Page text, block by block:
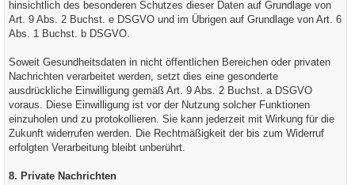
hinsichtlich des besonderen Schutzes dieser Daten auf Grundlage von
Art. 9 Abs. 2 Buchst. e DSGVO und im Übrigen auf Grundlage von Art. 6
Abs. 1 Buchst. b DSGVO.
Soweit Gesundheitsdaten in nicht öffentlichen Bereichen oder privaten
Nachrichten verarbeitet werden, setzt dies eine gesonderte
ausdrückliche Einwilligung gemäß Art. 9 Abs. 2 Buchst. a DSGVO
voraus. Diese Einwilligung ist vor der Nutzung solcher Funktionen
einzuholen und zu protokollieren. Sie kann jederzeit mit Wirkung für die
Zukunft widerrufen werden. Die Rechtmäßigkeit der bis zum Widerruf
erfolgten Verarbeitung bleibt unberührt.
8. Private Nachrichten